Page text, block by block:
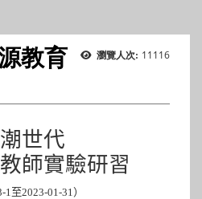
瀏覽人次: 11116
教育
世代
師實驗研習
1至2023-01-31）